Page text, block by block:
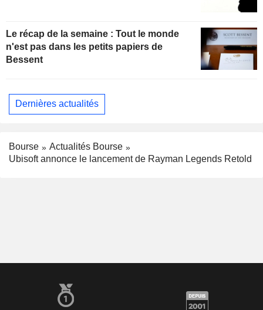
Le récap de la semaine : Tout le monde
n'est pas dans les petits papiers de
Bessent
Dernières actualités
Bourse
Actualités Bourse
Ubisoft annonce le lancement de Rayman Legends Retold